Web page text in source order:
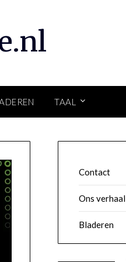
TAAL
Contact
Ons verhaal
Bladeren